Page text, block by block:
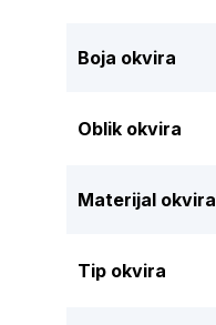
Boja okvira
Oblik okvira
Materijal okvira
Tip okvira